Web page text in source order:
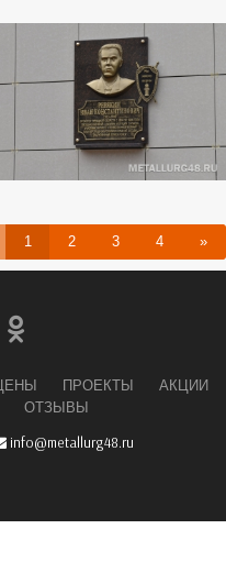
1 2 3 4 »
ЦЕНЫ ПРОЕКТЫ
АКЦИИ
ОТЗЫВЫ
info@metallurg48.ru